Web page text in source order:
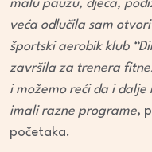
malu pauzu, djeca,
veća odlučila sam
športski aerobik klub
završila za trenera
i možemo reći da i
imali razne programe,
početaka.